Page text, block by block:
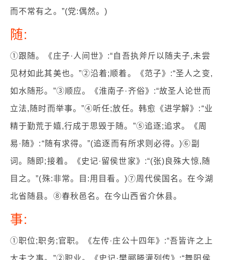
而不常有之。”(党:偶然。)
随:
①跟随。《庄子·人间世》:“自吾执斧斤以随夫子,未尝
见材如此其美也。”②沿着;顺着。《范子》:“圣人之变,
如水随形。”③顺应。《淮南子·齐俗》:“故圣人论世而
立法,随时而举事。”④听任;放任。韩愈《进学解》:“业
精于勤荒于嬉,行成于思毁于随。”⑤追逐;追求。《周
易·随》:“随有求得。”(追逐而有所求则必得。)⑥副
词。随即;接着。《史记·留侯世家》:“(张)良殊大惊,随
目之。”(殊:非常。目:用目看。)⑦周代侯国名。在今湖
北省随县。⑧春秋邑名。在今山西省介休县。
事:
①职位;职务;官职。《左传·庄公十四年》:“吾皆许之上
大夫之事。”②职业。《史记·樊郦滕灌列传》:“舞阳侯